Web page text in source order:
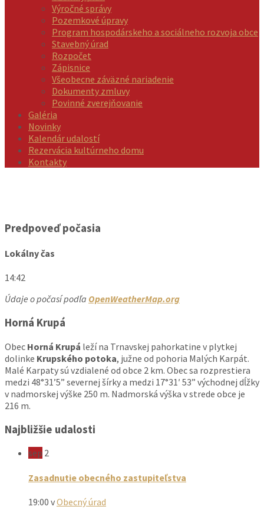
Výročné správy
Pozemkové úpravy
Program hospodárskeho a sociálneho rozvoja obce
Stavebný úrad
Rozpočet
Zápisnice
Všeobecne záväzné nariadenie
Dokumenty zmluvy
Povinné zverejňovanie
Galéria
Novinky
Kalendár udalostí
Rezervácia kultúrneho domu
Kontakty
Predpoveď počasia
Lokálny čas
14:42
Údaje o počasí podľa OpenWeatherMap.org
Horná Krupá
Obec Horná Krupá leží na Trnavskej pahorkatine v plytkej
dolinke Krupského potoka, južne od pohoria Malých Karpát.
Malé Karpaty sú vzdialené od obce 2 km. Obec sa rozprestiera
medzi 48°31’5” severnej šírky a medzi 17°31′ 53” východnej dĺžky
v nadmorskej výške 250 m. Nadmorská výška v strede obce je
216 m.
Najbližšie udalosti
sep 2
Zasadnutie obecného zastupiteľstva
19:00 vObecný úrad